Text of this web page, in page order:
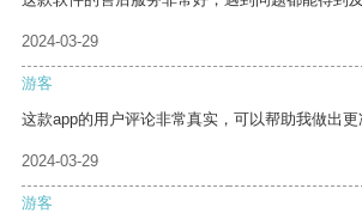
2024-03-29
游客
这款app的用户评论非常真实，可以帮助我做出更
2024-03-29
游客